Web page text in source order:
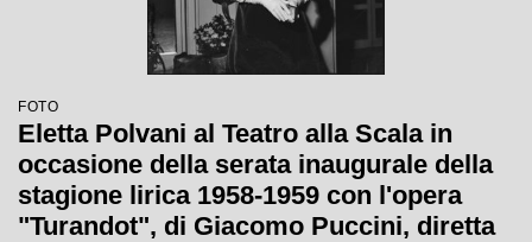
FOTO
Eletta Polvani al Teatro alla Scala in
occasione della serata inaugurale della
stagione lirica 1958-1959 con l'opera
"Turandot", di Giacomo Puccini, diretta